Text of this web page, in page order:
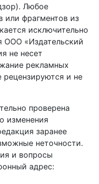
Любое
или фрагментов из
исключительно
ООО «Издательский
не несет
рекламных
и не
проверена
изменения
заранее
неточности.
и вопросы
адрес: